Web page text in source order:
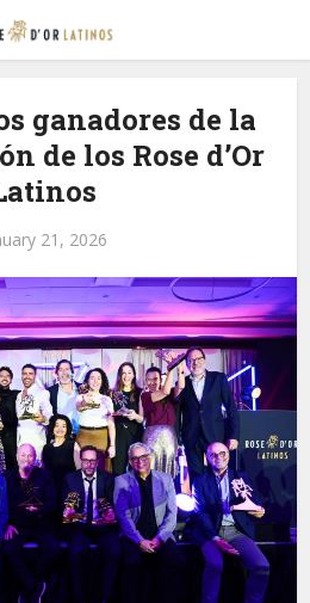
ganadores de la
de los Rose d’Or
21, 2026